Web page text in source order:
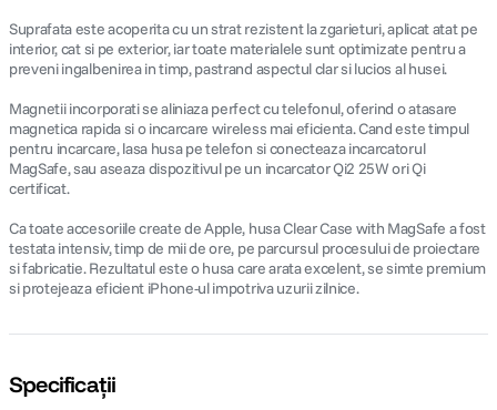
Suprafata este acoperita cu un strat rezistent la zgarieturi, aplicat atat pe
interior, cat si pe exterior, iar toate materialele sunt optimizate pentru a
preveni ingalbenirea in timp, pastrand aspectul clar si lucios al husei.
Magnetii incorporati se aliniaza perfect cu telefonul, oferind o atasare
magnetica rapida si o incarcare wireless mai eficienta. Cand este timpul
pentru incarcare, lasa husa pe telefon si conecteaza incarcatorul
MagSafe, sau aseaza dispozitivul pe un incarcator Qi2 25W ori Qi
certificat.
Ca toate accesoriile create de Apple, husa Clear Case with MagSafe a fost
testata intensiv, timp de mii de ore, pe parcursul procesului de proiectare
si fabricatie. Rezultatul este o husa care arata excelent, se simte premium
si protejeaza eficient iPhone-ul impotriva uzurii zilnice.
Specificații